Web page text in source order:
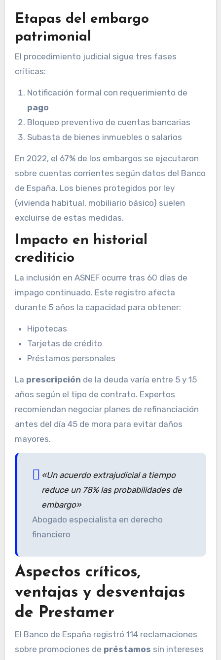
Etapas del embargo
patrimonial
El procedimiento judicial sigue tres fases
críticas:
Notificación formal con requerimiento de
pago
Bloqueo preventivo de cuentas bancarias
Subasta de bienes inmuebles o salarios
En 2022, el 67% de los embargos se ejecutaron
sobre cuentas corrientes según datos del Banco
de España. Los bienes protegidos por ley
(vivienda habitual, mobiliario básico) suelen
excluirse de estas medidas.
Impacto en historial
crediticio
La inclusión en ASNEF ocurre tras 60 días de
impago continuado. Este registro afecta
durante 5 años la capacidad para obtener:
Hipotecas
Tarjetas de crédito
Préstamos personales
La prescripción de la deuda varía entre 5 y 15
años según el tipo de contrato. Expertos
recomiendan negociar planes de refinanciación
antes del día 45 de mora para evitar daños
mayores.
«Un acuerdo extrajudicial a tiempo
reduce un 78% las probabilidades de
embargo»
Abogado especialista en derecho
financiero
Aspectos críticos,
ventajas y desventajas
de Prestamer
El Banco de España registró 114 reclamaciones
sobre promociones de préstamos sin intereses